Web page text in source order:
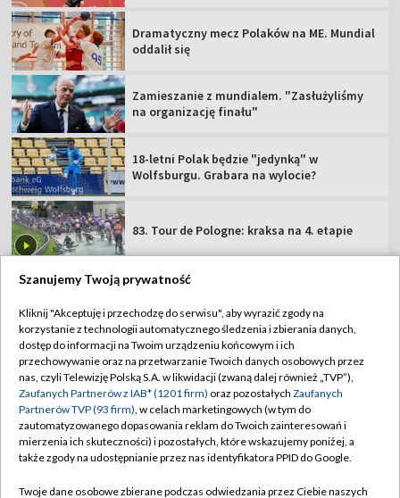
Dramatyczny mecz Polaków na ME. Mundial
oddalił się
Zamieszanie z mundialem. "Zasłużyliśmy
na organizację finału"
18-letni Polak będzie "jedynką" w
Wolfsburgu. Grabara na wylocie?
83. Tour de Pologne: kraksa na 4. etapie
TVP
Abonament TVP
Sklep TVP
Biuro Reklamy
Oferta Handlowa
Regulamin TVP
Polityka prywatności
Moje zgody
Biuro reklamy
Szanujemy Twoją prywatność
Kliknij "Akceptuję i przechodzę do serwisu", aby wyrazić zgody na
korzystanie z technologii automatycznego śledzenia i zbierania danych,
dostęp do informacji na Twoim urządzeniu końcowym i ich
przechowywanie oraz na przetwarzanie Twoich danych osobowych przez
nas, czyli Telewizję Polską S.A. w likwidacji (zwaną dalej również „TVP”),
Zaufanych Partnerów z IAB* (1201 firm) oraz pozostałych Zaufanych
Partnerów TVP (93 firm), w celach marketingowych (w tym do
zautomatyzowanego dopasowania reklam do Twoich zainteresowań i
mierzenia ich skuteczności) i pozostałych, które wskazujemy poniżej, a
także zgody na udostępnianie przez nas identyfikatora PPID do Google.
Twoje dane osobowe zbierane podczas odwiedzania przez Ciebie naszych